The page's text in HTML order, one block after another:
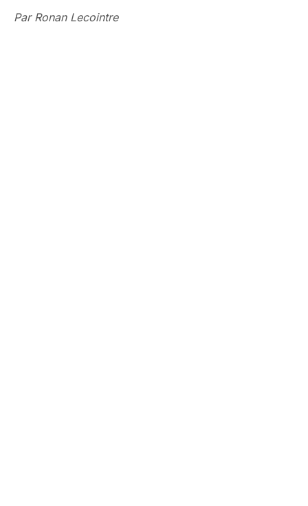
Par Ronan Lecointre